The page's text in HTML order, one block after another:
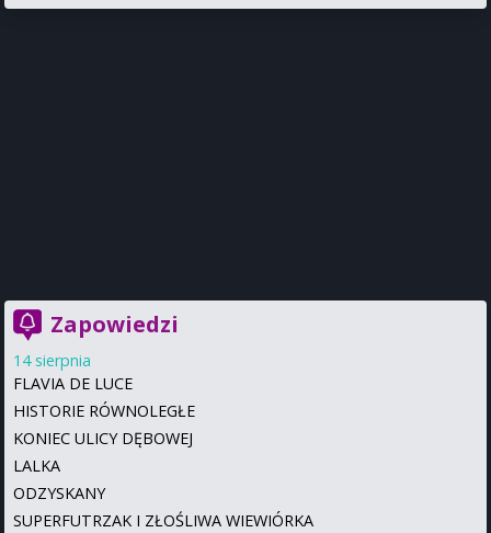
Zapowiedzi
14 sierpnia
FLAVIA DE LUCE
HISTORIE RÓWNOLEGŁE
KONIEC ULICY DĘBOWEJ
LALKA
ODZYSKANY
SUPERFUTRZAK I ZŁOŚLIWA WIEWIÓRKA